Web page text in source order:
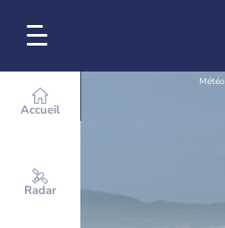
Accueil
Radar
Météo